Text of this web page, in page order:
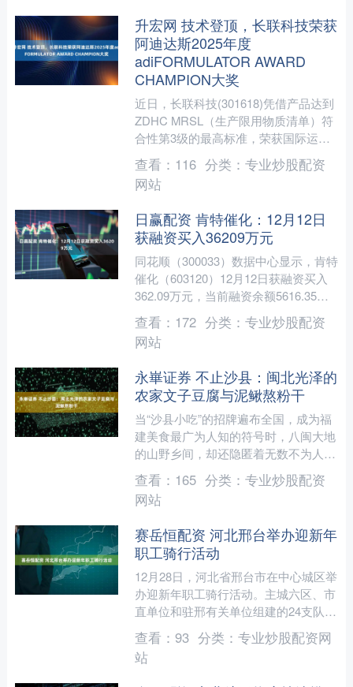
升宏网 技术登顶，长联科技荣获
阿迪达斯2025年度
adiFORMULATOR AWARD
CHAMPION大奖
近日，长联科技(301618)凭借产品达到
ZDHC MRSL（生产限用物质清单）符
合性第3级的最高标准，荣获国际运动
品牌巨头ADIDAS颁发的2025年度adi....
查看： 116 分类： 专业炒股配资
网站
日赢配资 肯特催化：12月12日
获融资买入36209万元
同花顺（300033）数据中心显示，肯特
催化（603120）12月12日获融资买入
362.09万元，当前融资余额5616.35万
元，占流通市值的6.47%，低于....
查看： 172 分类： 专业炒股配资
网站
永崋证券 不止沙县：闽北光泽的
农家文子豆腐与泥鳅熬粉干
当“沙县小吃”的招牌遍布全国，成为福
建美食最广为人知的符号时，八闽大地
的山野乡间，却还隐匿着无数不为人知
的风味珍宝。它们未被标准化，也未走
向连锁，依然固执地保持....
查看： 165 分类： 专业炒股配资
网站
赛岳恒配资 河北邢台举办迎新年
职工骑行活动
12月28日，河北省邢台市在中心城区举
办迎新年职工骑行活动。主城六区、市
直单位和驻邢有关单位组建的24支队伍
1200余人参加活动。 上午10时，随着
鸣笛声响起，....
查看： 93 分类： 专业炒股配资网
站